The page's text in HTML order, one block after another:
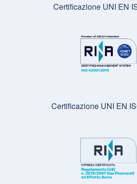
Certificazione UNI EN
Certificazione UNI EN